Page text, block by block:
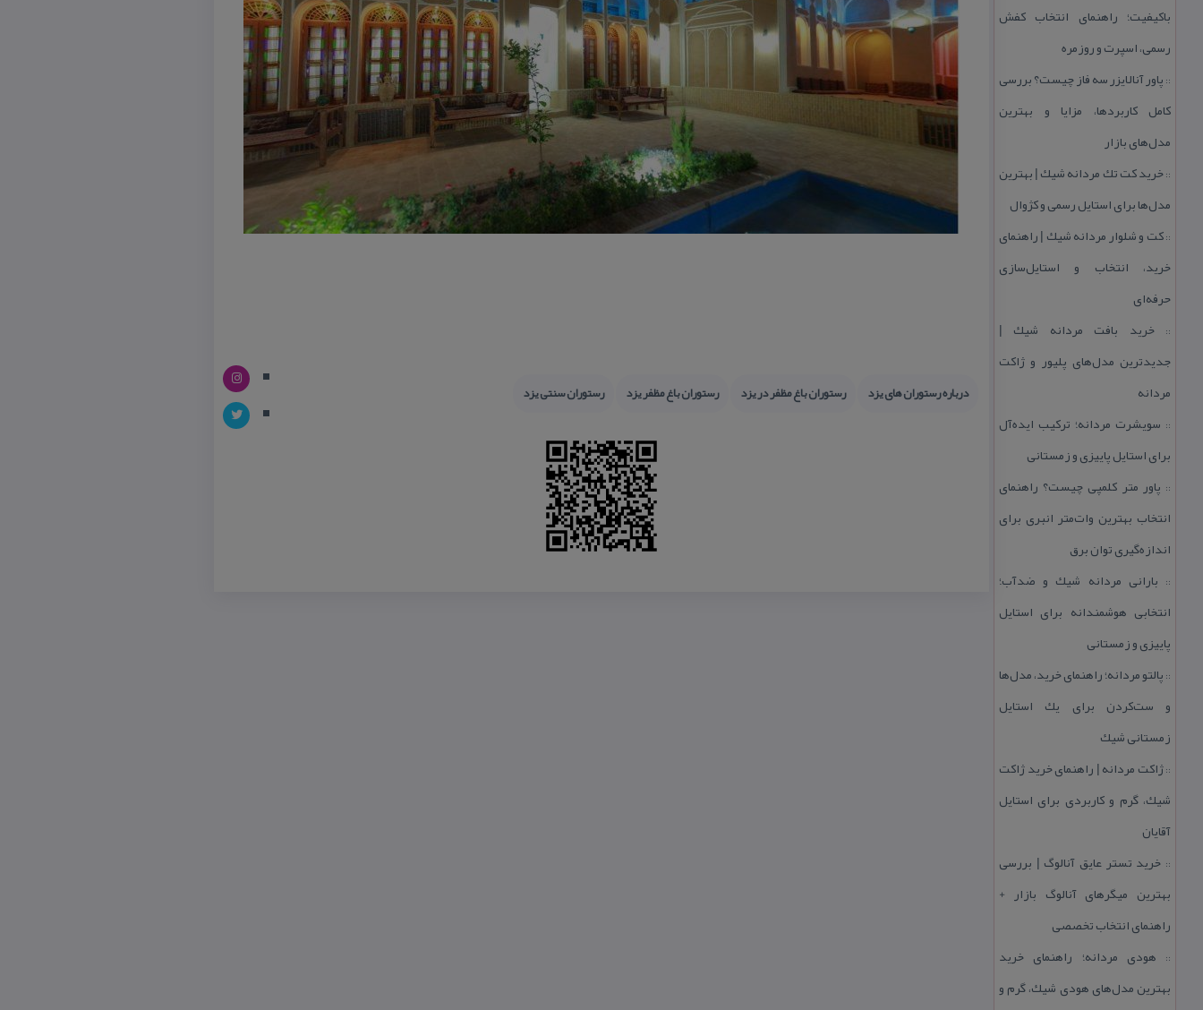
باكیفیت؛ راهنمای انتخاب كفش
رسمی، اسپرت و روزمره
:: پاور آنالایزر سه فاز چیست؟ بررسی
كامل كاربردها، مزایا و بهترین
مدل‌های بازار
::خرید كت تك مردانه شیك | بهترین
مدل‌ها برای استایل رسمی و كژوال
::كت و شلوار مردانه شیك | راهنمای
خرید، انتخاب و استایل‌سازی
حرفه‌ای
::خرید بافت مردانه شیك |
جدیدترین مدل‌های پلیور و ژاكت
مردانه
:: سویشرت مردانه؛ تركیب ایده‌آل
برای استایل پاییزی و زمستانی
:: پاور متر كلمپی چیست؟ راهنمای
انتخاب بهترین وات‌متر انبری برای
اندازه‌گیری توان برق
:: بارانی مردانه شیك و ضدآب؛
انتخابی هوشمندانه برای استایل
پاییزی و زمستانی
:: پالتو مردانه؛ راهنمای خرید، مدل‌ها
و ست‌كردن برای یك استایل
زمستانی شیك
::ژاكت مردانه | راهنمای خرید ژاكت
شیك، گرم و كاربردی برای استایل
آقایان
:: خرید تستر عایق آنالوگ | بررسی
بهترین میگرهای آنالوگ بازار +
راهنمای انتخاب تخصصی
:: هودی مردانه؛ راهنمای خرید
بهترین مدل‌های هودی شیك، گرم و
درباره رستوران های یزد رستوران باغ مظفر در یزد رستوران باغ مظفر یزد رستوران سنتی یزد